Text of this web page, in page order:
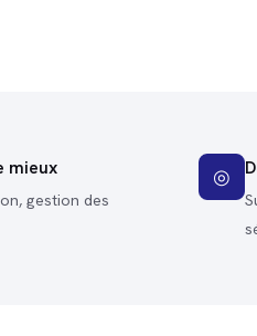
mieux
gestion des
◎